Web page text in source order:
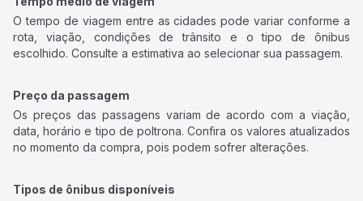
O tempo de viagem entre as cidades pode variar conforme a
rota, viação, condições de trânsito e o tipo de ônibus
escolhido. Consulte a estimativa ao selecionar sua passagem.
Preço da passagem
Os preços das passagens variam de acordo com a viação,
data, horário e tipo de poltrona. Confira os valores atualizados
no momento da compra, pois podem sofrer alterações.
Tipos de ônibus disponíveis